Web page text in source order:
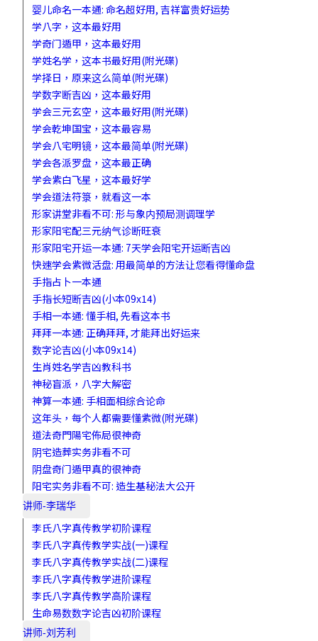
婴儿命名一本通: 命名超好用, 吉祥富贵好运势
学八字，这本最好用
学奇门遁甲，这本最好用
学姓名学，这本书最好用(附光碟)
学择日，原来这么简单(附光碟)
学数字断吉凶，这本最好用
学会三元玄空，这本最好用(附光碟)
学会乾坤国宝，这本最容易
学会八宅明镜，这本最简单(附光碟)
学会各派罗盘，这本最正确
学会紫白飞星，这本最好学
学会道法符箓，就看这一本
形家讲堂非看不可: 形与象内预局测调理学
形家阳宅配三元纳气诊断旺衰
形家阳宅开运一本通: 7天学会阳宅开运断吉凶
快速学会紫微活盘: 用最简单的方法让您看得懂命盘
手指占卜一本通
手指长短断吉凶(小本09x14)
手相一本通: 懂手相, 先看这本书
拜拜一本通: 正确拜拜, 才能拜出好运来
数字论吉凶(小本09x14)
生肖姓名学吉凶教科书
神秘盲派，八字大解密
神算一本通: 手相面相综合论命
这年头，每个人都需要懂紫微(附光碟)
道法奇門陽宅佈局很神奇
阴宅造葬实务非看不可
阴盘奇门遁甲真的很神奇
阳宅实务非看不可: 造生基秘法大公开
讲师-李瑞华
李氏八字真传教学初阶课程
李氏八字真传教学实战(一)课程
李氏八字真传教学实战(二)课程
李氏八字真传教学进阶课程
李氏八字真传教学高阶课程
生命易数数字论吉凶初阶课程
讲师-刘芳利